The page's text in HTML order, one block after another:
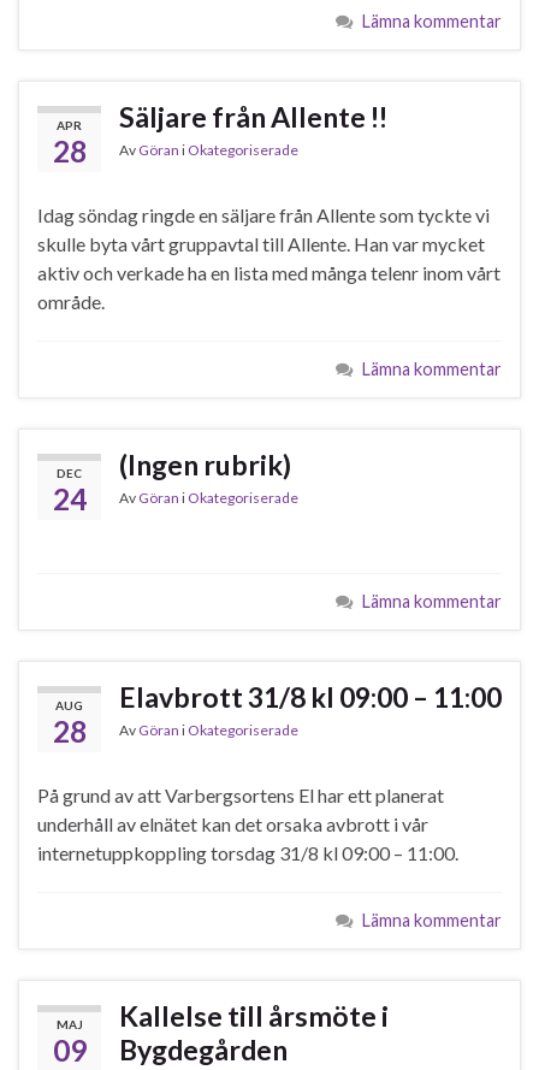
Lämna kommentar
APR
28
Säljare från Allente !!
Av Göran i Okategoriserade
Idag söndag ringde en säljare från Allente som tyckte vi
skulle byta vårt gruppavtal till Allente. Han var mycket
aktiv och verkade ha en lista med många telenr inom vårt
område.
Lämna kommentar
DEC
24
(Ingen rubrik)
Av Göran i Okategoriserade
Lämna kommentar
AUG
28
Elavbrott 31/8 kl 09:00 – 11:00
Av Göran i Okategoriserade
På grund av att Varbergsortens El har ett planerat
underhåll av elnätet kan det orsaka avbrott i vår
internetuppkoppling torsdag 31/8 kl 09:00 – 11:00.
Lämna kommentar
MAJ
09
Kallelse till årsmöte i
Bygdegården